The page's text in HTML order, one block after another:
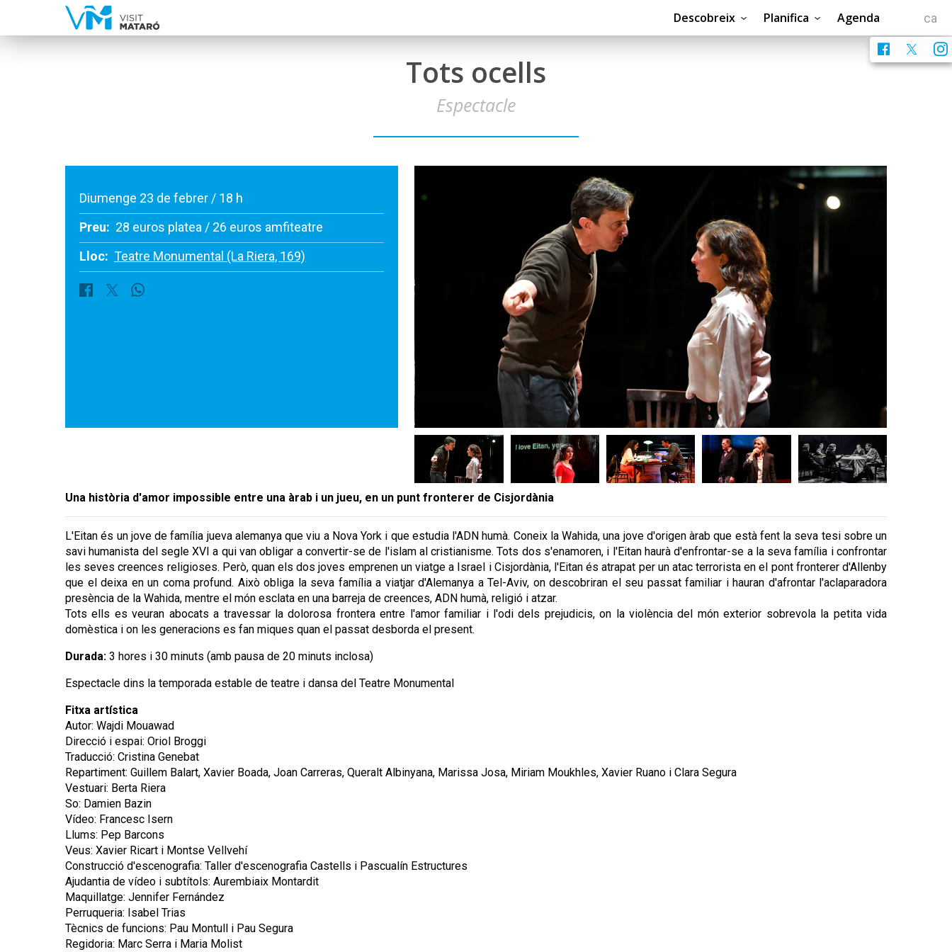
Descobreix Planifica Agenda
Tots ocells
Espectacle
Diumenge 23 de febrer / 18 h
Preu: 28 euros platea / 26 euros amfiteatre
Lloc: Teatre Monumental (La Riera, 169)
Una història d'amor impossible entre una àrab i un jueu, en un punt fronterer de Cisjordània
L'Eitanés un jove de família jueva alemanya que viu a Nova York i que estudia l'ADN humà. Coneix la Wahida, una jove d'origen àrab que està fent la seva tesi sobre un
savi humanista del segle XVI a qui van obligar a convertir-se de l'islam al cristianisme. Tots dos s'enamoren, i l'Eitan haurà d'enfrontar-se a la seva família i confrontar
les seves creences religioses. Però, quan els dos joves emprenen un viatge a Israel i Cisjordània, l'Eitan és atrapat per un atac terrorista en el pont fronterer d'Allenby
que el deixa en un coma profund. Això obliga la seva família a viatjar d'Alemanya a Tel-Aviv, on descobriran el seu passat familiar i hauran d'afrontar l'aclaparadora
presència de la Wahida, mentre el món esclata en una barreja de creences, ADN humà, religió i atzar.
Tots ells es veuran abocats a travessar la dolorosa frontera entre l'amor familiar i l'odi dels prejudicis, on la violència del món exterior sobrevola la petita vida
domèstica i on les generacions es fan miques quan el passat desborda el present.
Durada: 3 hores i 30 minuts (amb pausa de 20 minuts inclosa)
Espectacle dins la temporada estable de teatre i dansa del Teatre Monumental
Fitxa artística
Autor: Wajdi Mouawad
Direcció i espai: Oriol Broggi
Traducció: Cristina Genebat
Repartiment: Guillem Balart, Xavier Boada, Joan Carreras, Queralt Albinyana, Marissa Josa, Miriam Moukhles, Xavier Ruano i Clara Segura
Vestuari: Berta Riera
So: Damien Bazin
Vídeo: Francesc Isern
Llums: Pep Barcons
Veus: Xavier Ricart i Montse Vellvehí
Construcció d'escenografia: Taller d'escenografia Castells i Pascualín Estructures
Ajudantia de vídeo i subtítols: Aurembiaix Montardit
Maquillatge: Jennifer Fernández
Perruqueria: Isabel Trias
Tècnics de funcions: Pau Montull i Pau Segura
Regidoria: Marc Serra i Maria Molist